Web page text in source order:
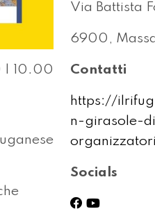
| 10.00
Via Battista
6900,
Contatti
https://
n-girasole-
Socials